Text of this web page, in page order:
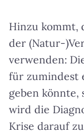
Hinzu kommt,
der (Natur-
verwenden:
für zumindest
geben
wird die
Krise darauf